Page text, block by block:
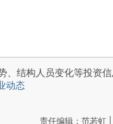
、结构人员变化等投资信
动态
责任编辑：范若虹